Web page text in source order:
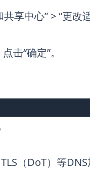
享中心” > “更改
击“确定”。
（DoT）等